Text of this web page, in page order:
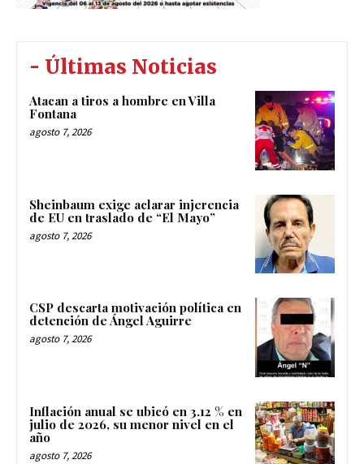
- Últimas Noticias
Atacan a tiros a hombre en Villa
Fontana
agosto 7, 2026
Sheinbaum exige aclarar injerencia
de EU en traslado de “El Mayo”
agosto 7, 2026
CSP descarta motivación política en
detención de Ángel Aguirre
agosto 7, 2026
Inflación anual se ubicó en 3.12 % en
julio de 2026, su menor nivel en el
año
agosto 7, 2026